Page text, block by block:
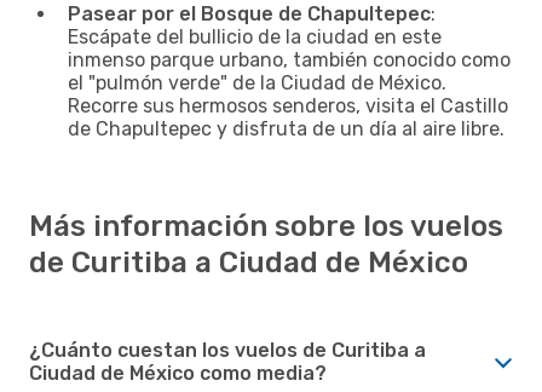
Pasear por el Bosque de Chapultepec:
Escápate del bullicio de la ciudad en este
inmenso parque urbano, también conocido como
el "pulmón verde" de la Ciudad de México.
Recorre sus hermosos senderos, visita el Castillo
de Chapultepec y disfruta de un día al aire libre.
Más información sobre los vuelos
de Curitiba a Ciudad de México
¿Cuánto cuestan los vuelos de Curitiba a
Ciudad de México como media?